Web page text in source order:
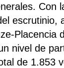
Con
escrutinio,
Placencia
nivel de
de 1.853